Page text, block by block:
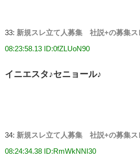
33: 新規スレ立て人募集 社説+の募集ス
08:23:58.13 ID:0fZLUoN90
イニエスタ♪セニョール♪
34: 新規スレ立て人募集 社説+の募集ス
08:24:34.38 ID:RmWkNNI30